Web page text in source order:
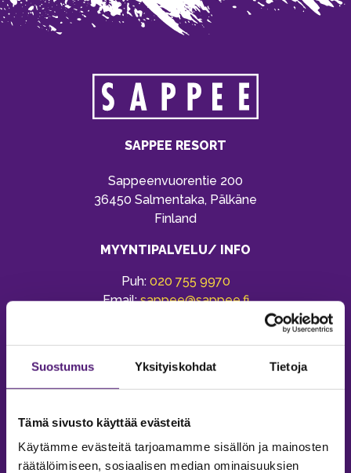
Suostumus Yksityiskohdat Tietoja
Tämä sivusto käyttää evästeitä
Käytämme evästeitä tarjoamamme sisällön ja mainosten
räätälöimiseen, sosiaalisen median ominaisuuksien
SAPPEE RESORT
Sappeenvuorentie 200
36450 Salmentaka, Pälkäne
Finland
MYYNTIPALVELU/ INFO
Puh: 020 755 9970
Email:sappee@sappee.fi